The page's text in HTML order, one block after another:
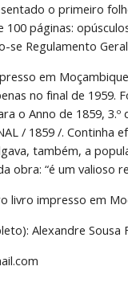
o primeiro
100 páginas:
se Regulamento
em
no final de 1959.
o Anno de 1859,
/ 1859 /.
também, a
obra: “é um valioso
livro impresso em
Alexandre Sousa